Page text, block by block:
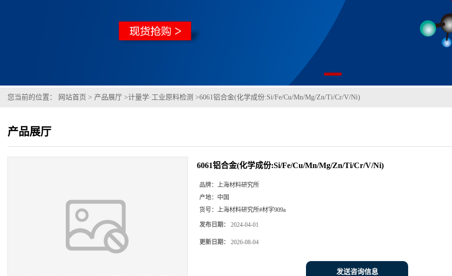
您当前的位置： 网站首页 > 产品展厅 >计量学·工业原料检测 >6061铝合金(化学成份:Si/Fe/Cu/Mn/Mg/Zn/Ti/Cr/V/Ni)
产品展厅
6061铝合金(化学成份:Si/Fe/Cu/Mn/Mg/Zn/Ti/Cr/V/Ni)
品牌：
上海材料研究所
产地： 中国
货号：
上海材料研究所#材字909a
发布日期： 2024-04-01
更新日期： 2026-08-04
发送咨询信息